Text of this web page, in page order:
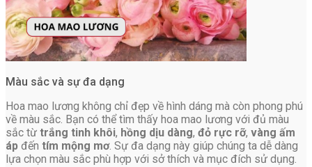
Màu sắc và sự đa dạng
Hoa mao lương không chỉ đẹp về hình dáng mà còn phong phú
về màu sắc. Bạn có thể tìm thấy hoa mao lương với đủ màu
sắc từ trắng tinh khôi, hồng dịu dàng, đỏ rực rỡ, vàng ấm
áp đến tím mộng mơ. Sự đa dạng này giúp chúng ta dễ dàng
lựa chọn màu sắc phù hợp với sở thích và mục đích sử dụng.